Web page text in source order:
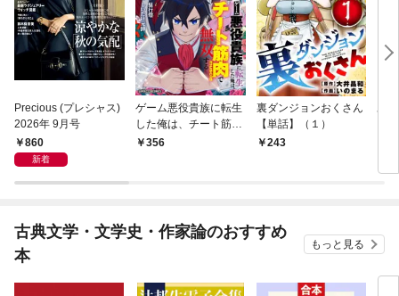
Precious (プレシャス)
2026年 9月号
860
新着
ゲーム悪役貴族に転生
した俺は、チート筋肉
で無双する【単話】
356
裏ダンジョンおくさん
【単話】（１）
243
あ
古典文学・文学史・作家論のおすすめ
本
もっと見る